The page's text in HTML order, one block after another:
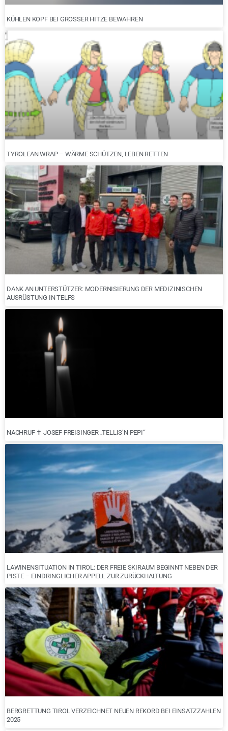
KÜHLEN KOPF BEI GROSSER HITZE BEWAHREN
TYROLEAN WRAP – WÄRME SCHÜTZEN, LEBEN RETTEN
DANK AN UNTERSTÜTZER: MODERNISIERUNG DER MEDIZINISCHEN
AUSRÜSTUNG IN TELFS
NACHRUF ✝︎ JOSEF FREISINGER „TELLIS’N PEPI“
LAWINENSITUATION IN TIROL: DER FREIE SKIRAUM BEGINNT NEBEN DER
PISTE – EINDRINGLICHER APPELL ZUR ZURÜCKHALTUNG
BERGRETTUNG TIROL VERZEICHNET NEUEN REKORD BEI EINSATZZAHLEN
2025